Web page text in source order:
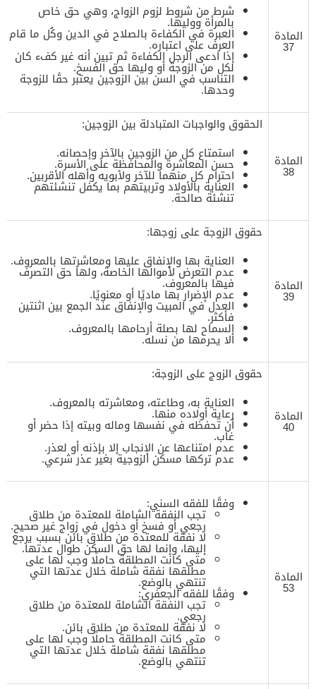
المادة
37
شرط من شروط لزوم الزواج، وهي حق خاص
بالمرأة ووليها.
العبرة في الكفاءة بالصلاح في الدين وكُل ما قام
العرف على اعتباره.
إذا ادعى الرجل الكفاءة ثم تبين أنه غير كفء كان
لكل من الزوجة أو وليها حق الفسخ.
التناسب في السن بين الزوجين يعتبر حقًا للزوجة
وحدها.‌
المادة
38
الحقوق والواجبات المتبادلة بين الزوجين:
استمتاع كل من الزوجين بالآخر وإحصانه.
حسن المعاشرة والمحافظة على الأسرة.
احترام كل منهما للآخر ولأبويه وأهله الأقربين.
العناية بالأولاد وتربيتهم بما يكفل تنشئتهم
تنشئة صالحة.
المادة
39
حقوق الزوجة على زوجها:
العناية بها والإنفاق عليها ومعاشرتها بالمعروف.
عدم التعرض لأموالها الخاصة، ولها حق التصرف
فيها بالمعروف.
عدم الإضرار بها ماديًا أو معنويًا.
العدل في المبيت والإنفاق عند الجمع بين اثنتين
فأكثر.
السماح لها بصلة أرحامها بالمعروف.
ألا يحرمها من نسله.
المادة
40
حقوق الزوج على الزوجة:
العناية به، وطاعته، ومعاشرته بالمعروف.
رعاية أولاده منها.
أن تحفظه في نفسها وماله وبيته إذا حضر أو
غاب.
عدم امتناعها عن الإنجاب إلا بإذنه أو لعذر.
عدم تركها مسكن الزوجية بغير عذر شرعي.
المادة
53
وفقًا للفقه السني:
تجب النفقة الشاملة للمعتدة من طلاق
رجعي أو فسخ أو دخول في زواج غير صحيح.
لا نفقة للمعتدة من طلاق بائن بسبب يرجع
إليها، وإنما لها حق السكن طوال عدتها.
متى كانت المطلقة حاملًا وجب لها على
مطلقها نفقة شاملة خلال عدتها التي
تنتهي بالوضع.
وفقًا للفقه الجعفري:
تجب النفقة الشاملة للمعتدة من طلاق
رجعي.
لا نفقة للمعتدة من طلاق بائن.
متى كانت المطلقة حاملًا وجب لها على
مطلقها نفقة شاملة خلال عدتها التي
تنتهي بالوضع.